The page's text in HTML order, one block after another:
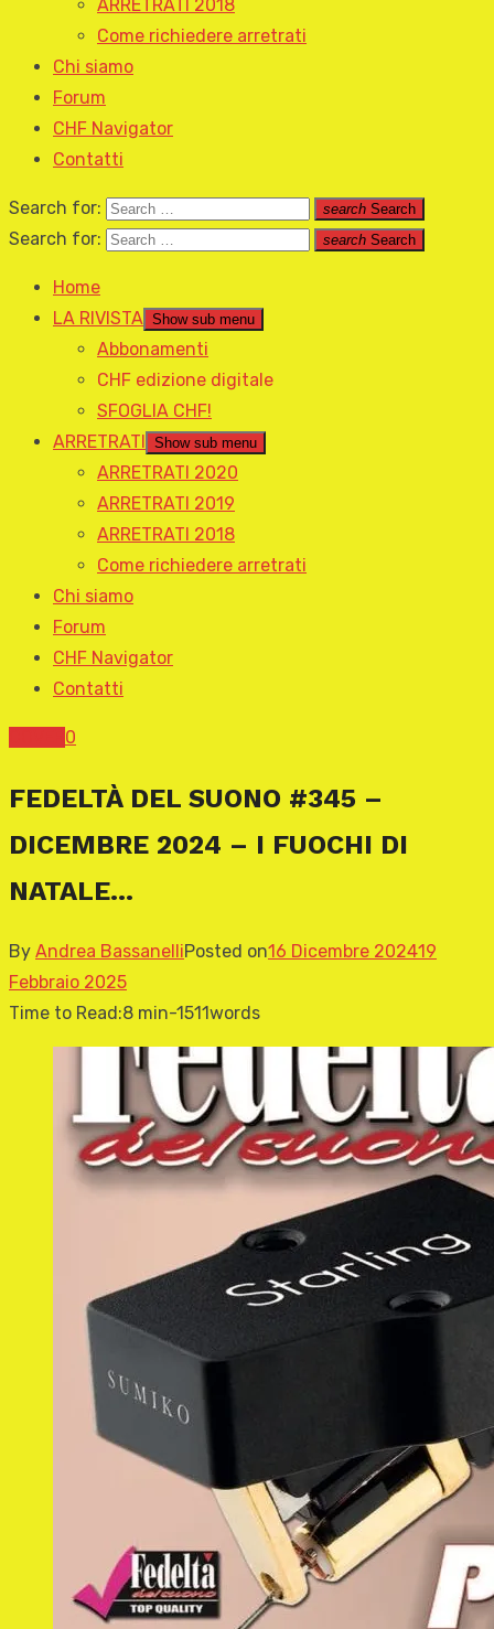
ARRETRATI 2018
Come richiedere arretrati
Chi siamo
Forum
CHF Navigator
Contatti
Search for: search Search
Search for: search Search
Home
LA RIVISTA Show sub menu
Abbonamenti
CHF edizione digitale
SFOGLIA CHF!
ARRETRATI
Show sub menu
ARRETRATI 2020
ARRETRATI 2019
ARRETRATI 2018
Come richiedere arretrati
Chi siamo
Forum
CHF Navigator
Contatti
0
FEDELTÀ DEL SUONO #345 –
DICEMBRE 2024 – I FUOCHI DI
NATALE…
By Andrea BassanelliPosted on16 Dicembre 202419
Febbraio 2025
Time to Read:8 min-1511words